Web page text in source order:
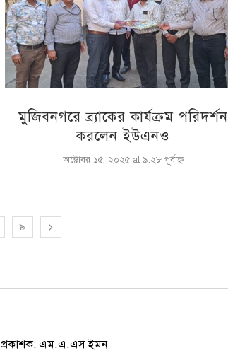
মুজিবনগরে ব্র্যাকের কার্যক্রম পরিদর্শন
করলেন ইউএনও
অক্টোবর ১৫, ২০২৫ at ৯:২৮ পূর্বাহ্ণ
৯
প্রকাশক: এম.এ.এস ইমন